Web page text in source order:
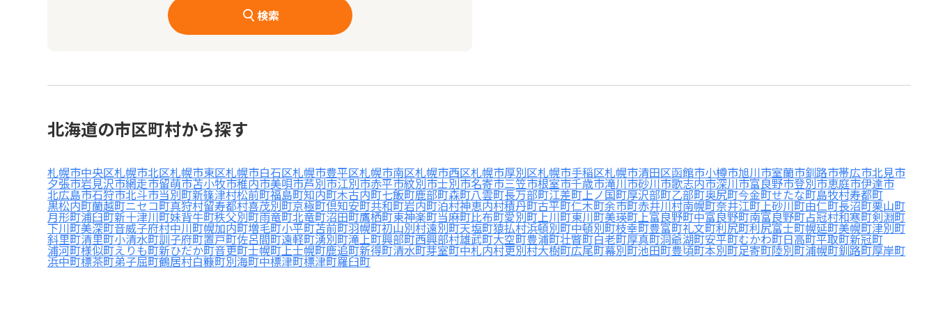
検索
北海道の市区町村から探す
札幌市中央区札幌市北区札幌市東区札幌市白石区札幌市豊平区札幌市南区札幌市西区札幌市厚別区札幌市手稲区札幌市清田区函館市小樽市旭川市室蘭市釧路市帯広市北見市
夕張市岩見沢市網走市留萌市苫小牧市稚内市美唄市芦別市江別市赤平市紋別市士別市名寄市三笠市根室市千歳市滝川市砂川市歌志内市深川市富良野市登別市恵庭市伊達市
北広島市石狩市北斗市当別町新篠津村松前町福島町知内町木古内町七飯町鹿部町森町八雲町長万部町江差町上ノ国町厚沢部町乙部町奥尻町今金町せたな町島牧村寿都町
黒松内町蘭越町ニセコ町真狩村留寿都村喜茂別町京極町倶知安町共和町岩内町泊村神恵内村積丹町古平町仁木町余市町赤井川村南幌町奈井江町上砂川町由仁町長沼町栗山町
月形町浦臼町新十津川町妹背牛町秩父別町雨竜町北竜町沼田町鷹栖町東神楽町当麻町比布町愛別町上川町東川町美瑛町上富良野町中富良野町南富良野町占冠村和寒町剣淵町
下川町美深町音威子府村中川町幌加内町増毛町小平町苫前町羽幌町初山別村遠別町天塩町猿払村浜頓別町中頓別町枝幸町豊富町礼文町利尻町利尻富士町幌延町美幌町津別町
斜里町清里町小清水町訓子府町置戸町佐呂間町遠軽町湧別町滝上町興部町西興部村雄武町大空町豊浦町壮瞥町白老町厚真町洞爺湖町安平町むかわ町日高町平取町新冠町
浦河町様似町えりも町新ひだか町音更町士幌町上士幌町鹿追町新得町清水町芽室町中札内村更別村大樹町広尾町幕別町池田町豊頃町本別町足寄町陸別町浦幌町釧路町厚岸町
浜中町標茶町弟子屈町鶴居村白糠町別海町中標津町標津町羅臼町